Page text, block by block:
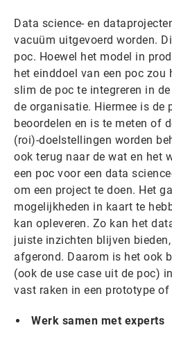
Data science- en
vacuüm uitgevoerd worden.
poc. Hoewel het model in
het einddoel van een poc zou
slim de poc te integreren in
de organisatie. Hiermee is de
beoordelen en is te meten of
(roi)-doelstellingen worden
ook terug naar de wat en het
een poc voor een data
om een project te doen. Het
mogelijkheden in kaart te
kan opleveren. Zo kan het
juiste inzichten blijven
afgerond. Daarom is het ook
(ook de use case uit de poc)
vast raken in een prototype
Werk samen met experts